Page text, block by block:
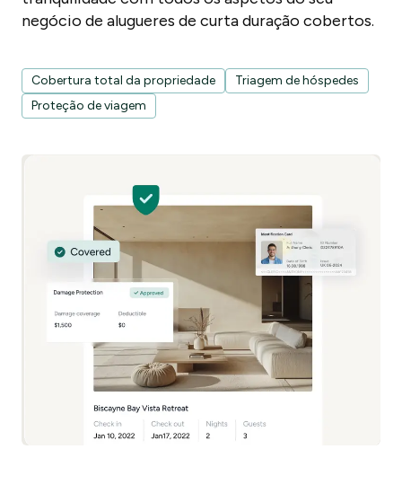
Cobertura total da propriedade
Triagem de hóspedes
Proteção de viagem
negócio de alugueres de curta duração cobertos.